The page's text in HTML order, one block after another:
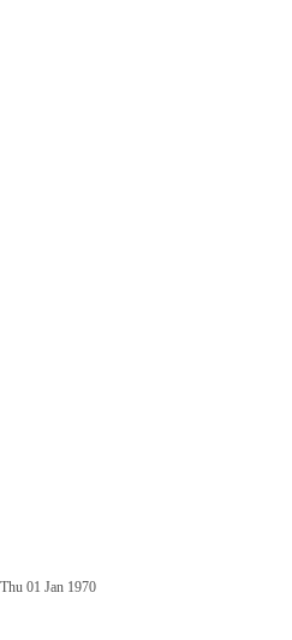
Thu 01 Jan 1970